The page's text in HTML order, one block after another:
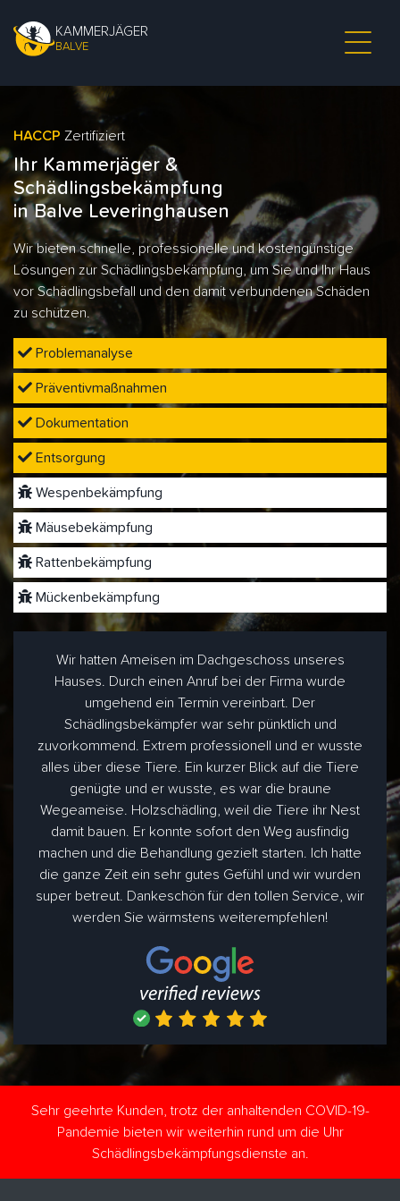
KAMMERJÄGER
BALVE
HACCP Zertifiziert
Ihr Kammerjäger &
Schädlingsbekämpfung
in Balve Leveringhausen
Wir bieten schnelle, professionelle und kostengünstige
Lösungen zur Schädlingsbekämpfung, um Sie und Ihr Haus
vor Schädlingsbefall und den damit verbundenen Schäden
zu schützen.
Problemanalyse
Präventivmaßnahmen
Dokumentation
Entsorgung
Wespenbekämpfung
Mäusebekämpfung
Rattenbekämpfung
Mückenbekämpfung
Wir hatten Ameisen im Dachgeschoss unseres
Hauses. Durch einen Anruf bei der Firma wurde
umgehend ein Termin vereinbart. Der
Schädlingsbekämpfer war sehr pünktlich und
zuvorkommend. Extrem professionell und er wusste
alles über diese Tiere. Ein kurzer Blick auf die Tiere
genügte und er wusste, es war die braune
Wegeameise. Holzschädling, weil die Tiere ihr Nest
damit bauen. Er konnte sofort den Weg ausfindig
machen und die Behandlung gezielt starten. Ich hatte
die ganze Zeit ein sehr gutes Gefühl und wir wurden
super betreut. Dankeschön für den tollen Service, wir
werden Sie wärmstens weiterempfehlen!
Sehr geehrte Kunden, trotz der anhaltenden COVID-19-
Pandemie bieten wir weiterhin rund um die Uhr
Schädlingsbekämpfungsdienste an.